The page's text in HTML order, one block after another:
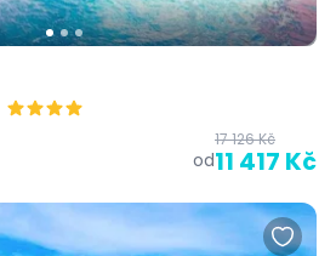
od
17 126 Kč
11 417 Kč